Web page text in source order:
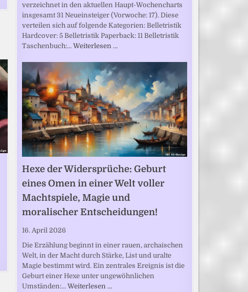
verzeichnet in den aktuellen Haupt-Wochencharts
insgesamt 31 Neueinsteiger (Vorwoche: 17). Diese
verteilen sich auf folgende Kategorien: Belletristik
Hardcover: 5 Belletristik Paperback: 11 Belletristik
Taschenbuch:… Weiterlesen …
Hexe der Widersprüche: Geburt
eines Omen in einer Welt voller
Machtspiele, Magie und
moralischer Entscheidungen!
16. April 2026
Die Erzählung beginnt in einer rauen, archaischen
Welt, in der Macht durch Stärke, List und uralte
Magie bestimmt wird. Ein zentrales Ereignis ist die
Geburt einer Hexe unter ungewöhnlichen
Umständen:… Weiterlesen …